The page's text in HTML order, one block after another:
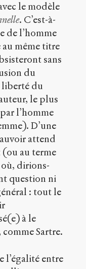
le modèle
. C’est-à-
de l’homme
même titre
sans
du
liberté du
le plus
l’homme
D’une
attend
(ou au terme
dirions-
question ni
: tout le
à le
Sartre.
l’égalité entre